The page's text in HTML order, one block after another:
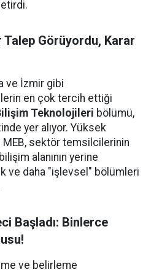
Görüyordu, Karar
ve İzmir gibi
en çok tercih ettiği
Teknolojileri bölümü,
yer alıyor. Yüksek
sektör temsilcilerinin
alanının yerine
ve daha "işlevsel" bölümleri
Başladı: Binlerce
ve belirleme